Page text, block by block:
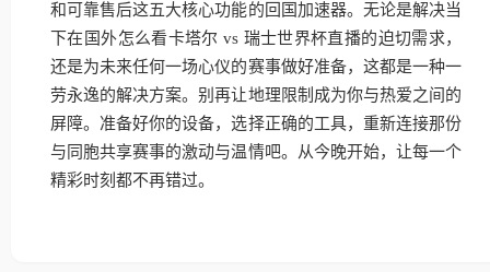
和可靠售后这五大核心功能的回国加速器。无论是解决当
下在国外怎么看卡塔尔 vs 瑞士世界杯直播的迫切需求，
还是为未来任何一场心仪的赛事做好准备，这都是一种一
劳永逸的解决方案。别再让地理限制成为你与热爱之间的
屏障。准备好你的设备，选择正确的工具，重新连接那份
与同胞共享赛事的激动与温情吧。从今晚开始，让每一个
精彩时刻都不再错过。